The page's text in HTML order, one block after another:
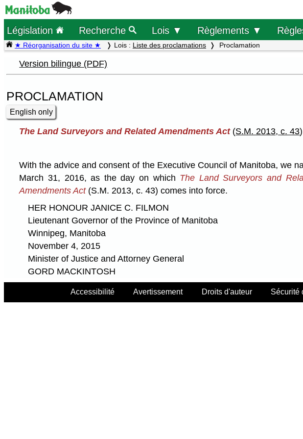
Législation Recherche Lois ▼ Règlements ▼
★ Réorganisation du site ★ Lois : Liste des proclamations Proclamation
Version bilingue (PDF)
PROCLAMATION
English only
The Land Surveyors and Related Amendments Act(S.M. 2013, c. 43)
With the advice and consent of the Executive Council of Manitoba, we
March 31, 2016, as the day on which The Land Surveyors and
Amendments Act(S.M. 2013, c. 43) comes into force.
HER HONOUR JANICE C. FILMON
Lieutenant Governor of the Province of Manitoba
Winnipeg, Manitoba
November 4, 2015
Minister of Justice and Attorney General
GORD MACKINTOSH
Accessibilité Avertissement Droits d'auteur Sécurité